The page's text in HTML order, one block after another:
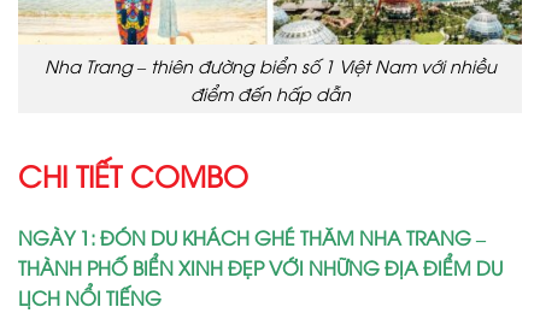
Nha Trang – thiên đường biển số 1 Việt Nam với nhiều
điểm đến hấp dẫn
CHI TIẾT COMBO
NGÀY 1: ĐÓN DU KHÁCH GHÉ THĂM NHA TRANG –
THÀNH PHỐ BIỂN XINH ĐẸP VỚI NHỮNG ĐỊA ĐIỂM DU
LỊCH NỔI TIẾNG